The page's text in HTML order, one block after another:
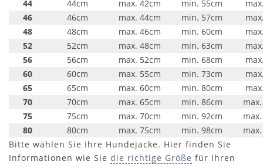
44 44cm max. 42cm min. 55cm
46
46cm max. 44cm min. 57cm
48
48cm max. 46cm min. 60cm
52
52cm max. 48cm min. 63cm
56
56cm max. 52cm min. 68cm
60
60cm max. 55cm min. 73cm
65
65cm max. 60cm min. 80cm
70
70cm max. 65cm min. 86cm
75
75cm max. 70cm min. 92cm
80
80cm max. 75cm min. 98cm
Bitte wählen Sie Ihre Hundejacke. Hier finden Sie
Informationen wie Sie die richtige Größe für Ihren